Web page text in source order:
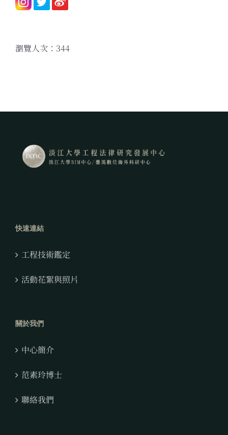
瀏覽人次：344
快速連結
工程技術鑑定
活動花絮與照片
關於我們
中心簡介
范素玲博士
聯絡我們